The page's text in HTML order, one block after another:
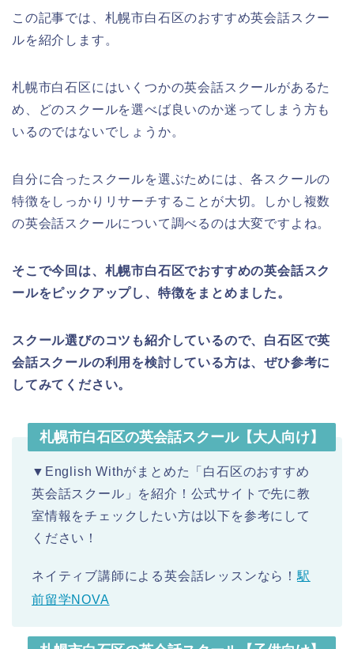
この記事では、札幌市白石区のおすすめ英会話スクー
ルを紹介します。
札幌市白石区にはいくつかの英会話スクールがあるた
め、どのスクールを選べば良いのか迷ってしまう方も
いるのではないでしょうか。
自分に合ったスクールを選ぶためには、各スクールの
特徴をしっかりリサーチすることが大切。しかし複数
の英会話スクールについて調べるのは大変ですよね。
そこで今回は、札幌市白石区でおすすめの英会話スク
ールをピックアップし、特徴をまとめました。
スクール選びのコツも紹介しているので、白石区で英
会話スクールの利用を検討している方は、ぜひ参考に
してみてください。
札幌市白石区の英会話スクール【大人向け】
▼English Withがまとめた「白石区のおすすめ
英会話スクール」を紹介！公式サイトで先に教
室情報をチェックしたい方は以下を参考にして
ください！
ネイティブ講師による英会話レッスンなら！ 駅
前留学NOVA